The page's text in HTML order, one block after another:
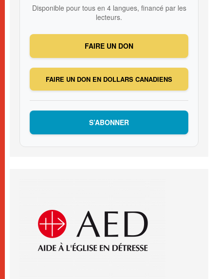
Disponible pour tous en 4 langues, financé par les
lecteurs.
FAIRE UN DON
FAIRE UN DON EN DOLLARS CANADIENS
S’ABONNER